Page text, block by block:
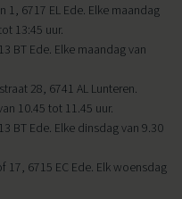
6717 EL Ede. Elke maandag
13:45 uur.
BT Ede. Elke maandag van
28, 6741 AL Lunteren.
10.45 tot 11.45 uur.
BT Ede. Elke dinsdag van 9.30
17, 6715 EC Ede. Elk woensdag